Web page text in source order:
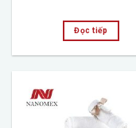
Đọc tiếp